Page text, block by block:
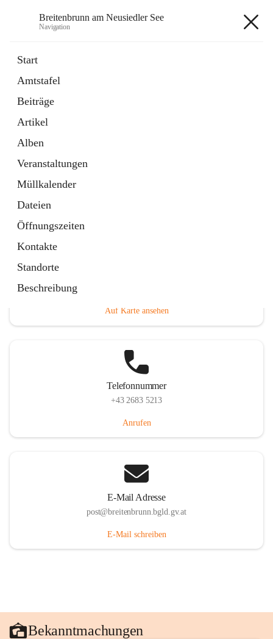
Breitenbrunn am Neusiedler See
Navigation
Start
Amtstafel
Beiträge
Artikel
Alben
Veranstaltungen
Müllkalender
Dateien
Öffnungszeiten
Kontakte
Standorte
Beschreibung
18 Schnellzugriffe
Gemeindeservice
Auf Karte ansehen
Telefonnummer
+43 2683 5213
Anrufen
E-Mail Adresse
post@breitenbrunn.bgld.gv.at
E-Mail schreiben
Bekanntmachungen